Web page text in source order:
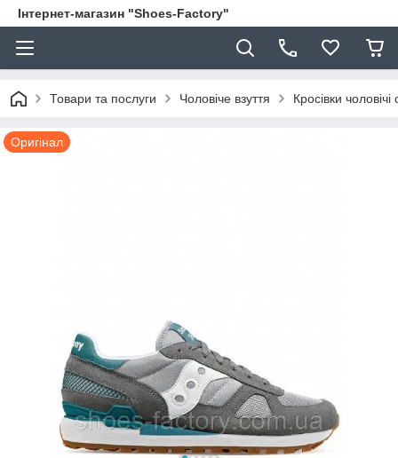
Інтернет-магазин "Shoes-Factory"
Товари та послуги Чоловіче взуття Кросівки чоловічі
Оригінал